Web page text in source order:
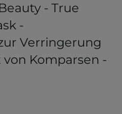
- True
-
Verringerung
Komparsen -